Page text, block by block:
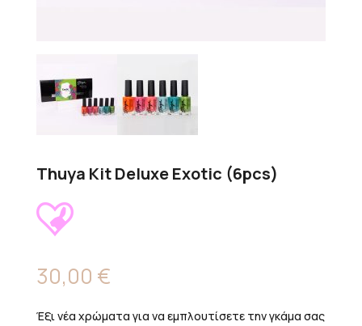
Thuya Kit Deluxe Exotic (6pcs)
30,00 €
Έξι νέα χρώματα για να εμπλουτίσετε την γκάμα σας